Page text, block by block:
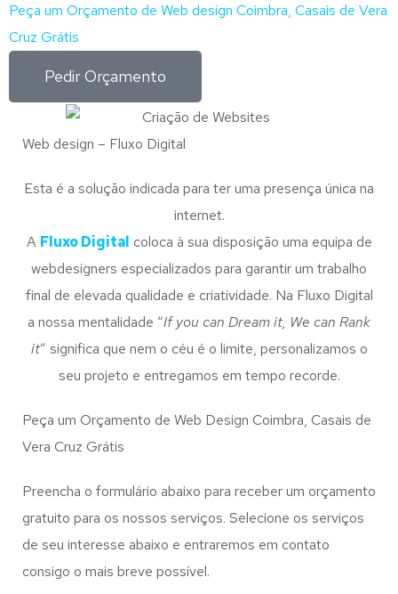
Peça um Orçamento de Web design Coimbra, Casais de Vera
Cruz Grátis
Pedir Orçamento
Web design – Fluxo Digital
Esta é a solução indicada para ter uma presença única na
internet.
A Fluxo Digital coloca à sua disposição uma equipa de
webdesigners especializados para garantir um trabalho
final de elevada qualidade e criatividade. Na Fluxo Digital
a nossa mentalidade “If you can Dream it, We can Rank
it” significa que nem o céu é o limite, personalizamos o
seu projeto e entregamos em tempo recorde.
Peça um Orçamento de Web Design Coimbra, Casais de
Vera Cruz Grátis
Preencha o formulário abaixo para receber um orçamento
gratuito para os nossos serviços. Selecione os serviços
de seu interesse abaixo e entraremos em contato
consigo o mais breve possível.